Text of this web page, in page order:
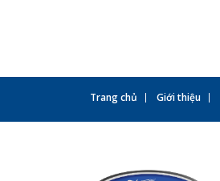
Trang chủ Giới thiệu